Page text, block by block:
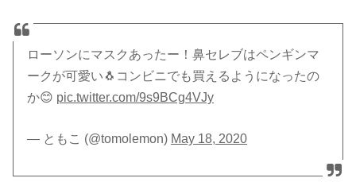
ローソンにマスクあったー！鼻セレブはペンギンマ
ークが可愛い🐧コンビニでも買えるようになったの
か😊 pic.twitter.com/9s9BCg4VJy
— ともこ (@tomolemon) May 18, 2020